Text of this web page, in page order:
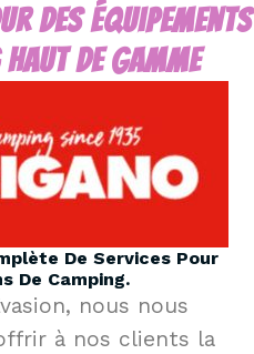
Des Équipements
De Gamme
De Services Pour
De Camping.
nous nous
à nos clients la